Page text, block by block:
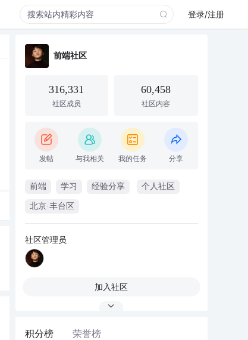
登录/注册
前端社区
316,331
社区成员
60,458
社区内容
发帖 与我相关 我的任务 分享
前端 学习 经验分享 个人社区
北京·丰台区
社区管理员
加入社区
积分榜 荣誉榜